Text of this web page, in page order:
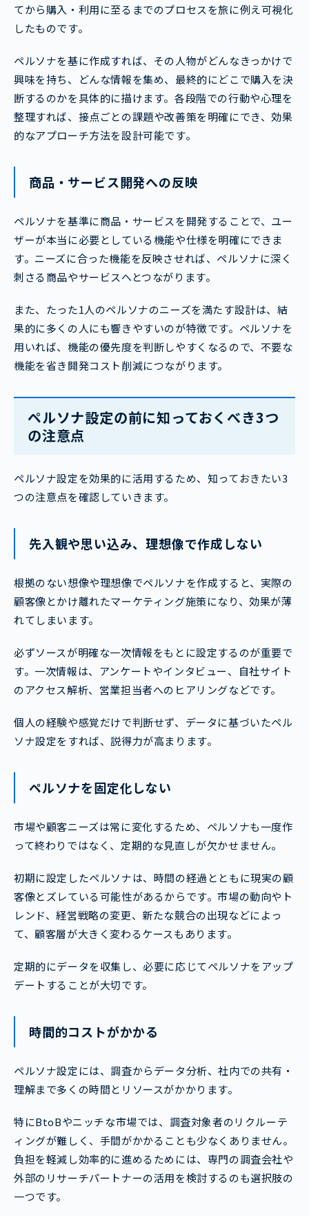
てから購入・利用に至るまでのプロセスを旅に例え可視化
したものです。
ペルソナを基に作成すれば、その人物がどんなきっかけで
興味を持ち、どんな情報を集め、最終的にどこで購入を決
断するのかを具体的に描けます。各段階での行動や心理を
整理すれば、接点ごとの課題や改善策を明確にでき、効果
的なアプローチ方法を設計可能です。
商品・サービス開発への反映
ペルソナを基準に商品・サービスを開発することで、ユー
ザーが本当に必要としている機能や仕様を明確にできま
す。ニーズに合った機能を反映させれば、ペルソナに深く
刺さる商品やサービスへとつながります。
また、たった1人のペルソナのニーズを満たす設計は、結
果的に多くの人にも響きやすいのが特徴です。ペルソナを
用いれば、機能の優先度を判断しやすくなるので、不要な
機能を省き開発コスト削減につながります。
ペルソナ設定の前に知っておくべき3つ
の注意点
ペルソナ設定を効果的に活用するため、知っておきたい3
つの注意点を確認していきます。
先入観や思い込み、理想像で作成しない
根拠のない想像や理想像でペルソナを作成すると、実際の
顧客像とかけ離れたマーケティング施策になり、効果が薄
れてしまいます。
必ずソースが明確な一次情報をもとに設定するのが重要で
す。一次情報は、アンケートやインタビュー、自社サイト
のアクセス解析、営業担当者へのヒアリングなどです。
個人の経験や感覚だけで判断せず、データに基づいたペル
ソナ設定をすれば、説得力が高まります。
ペルソナを固定化しない
市場や顧客ニーズは常に変化するため、ペルソナも一度作
って終わりではなく、定期的な見直しが欠かせません。
初期に設定したペルソナは、時間の経過とともに現実の顧
客像とズレている可能性があるからです。市場の動向やト
レンド、経営戦略の変更、新たな競合の出現などによっ
て、顧客層が大きく変わるケースもあります。
定期的にデータを収集し、必要に応じてペルソナをアップ
デートすることが大切です。
時間的コストがかかる
ペルソナ設定には、調査からデータ分析、社内での共有・
理解まで多くの時間とリソースがかかります。
特にBtoBやニッチな市場では、調査対象者のリクルーテ
ィングが難しく、手間がかかることも少なくありません。
負担を軽減し効率的に進めるためには、専門の調査会社や
外部のリサーチパートナーの活用を検討するのも選択肢の
一つです。